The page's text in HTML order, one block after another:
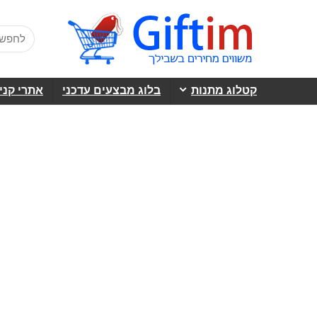
קטלוג מתנות בלוג מבצעים עדכני אתרי